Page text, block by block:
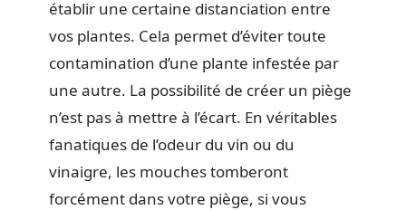
établir une certaine distanciation entre
vos plantes. Cela permet d’éviter toute
contamination d’une plante infestée par
une autre. La possibilité de créer un piège
n’est pas à mettre à l’écart. En véritables
fanatiques de l’odeur du vin ou du
vinaigre, les mouches tomberont
forcément dans votre piège, si vous